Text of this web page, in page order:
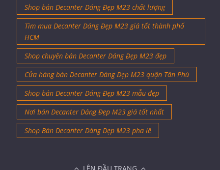
Shop bán Decanter Dáng Đẹp M23 chất lượng
Tìm mua Decanter Dáng Đẹp M23 giá tốt thành phố
HCM
Shop chuyên bán Decanter Dáng Đẹp M23 đẹp
Cửa hàng bán Decanter Dáng Đẹp M23 quận Tân Phú
Shop bán Decanter Dáng Đẹp M23 mẫu đẹp
Nơi bán Decanter Dáng Đẹp M23 giá tốt nhất
Shop Bán Decanter Dáng Đẹp M23 pha lê